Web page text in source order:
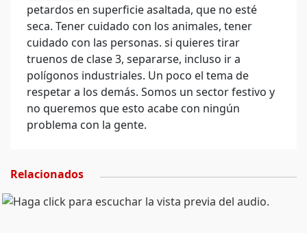
petardos en superficie asaltada, que no esté
seca. Tener cuidado con los animales, tener
cuidado con las personas. si quieres tirar
truenos de clase 3, separarse, incluso ir a
polígonos industriales. Un poco el tema de
respetar a los demás. Somos un sector festivo y
no queremos que esto acabe con ningún
problema con la gente.
Relacionados